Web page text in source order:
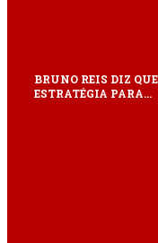
BRUNO REIS DIZ
ESTRATÉGIA PARA…